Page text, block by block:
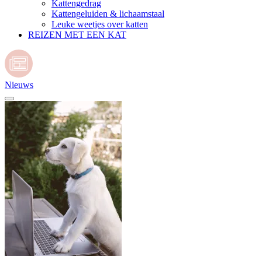
Kattengedrag
Kattengeluiden & lichaamstaal
Leuke weetjes over katten
REIZEN MET EEN KAT
Nieuws